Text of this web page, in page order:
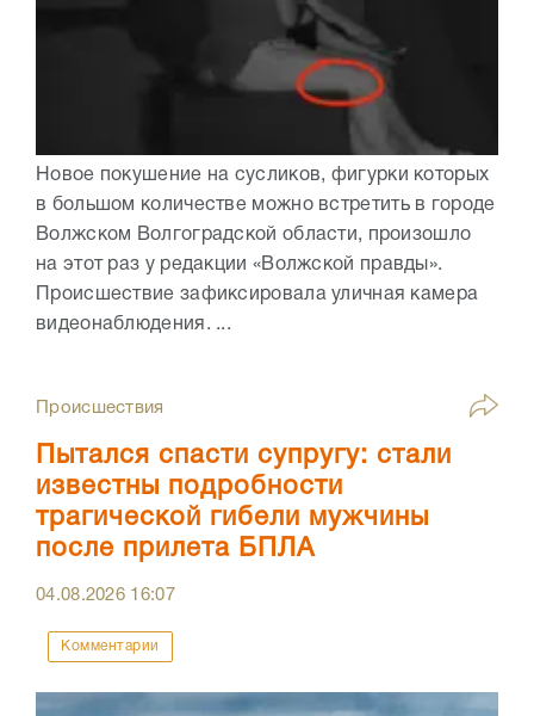
Новое покушение на сусликов, фигурки которых
в большом количестве можно встретить в городе
Волжском Волгоградской области, произошло
на этот раз у редакции «Волжской правды».
Происшествие зафиксировала уличная камера
видеонаблюдения. ...
Происшествия
Пытался спасти супругу: стали
известны подробности
трагической гибели мужчины
после прилета БПЛА
04.08.2026 16:07
Комментарии